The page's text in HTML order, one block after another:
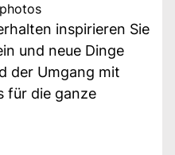
inspirieren Sie
und neue Dinge
der Umgang mit
für die ganze